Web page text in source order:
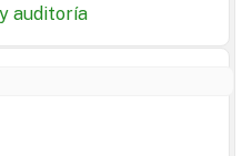
auditoría